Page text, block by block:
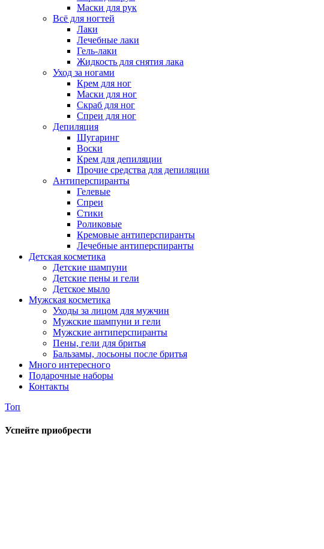
Маски для рук
Всё для ногтей
Лаки
Лечебные лаки
Гель-лаки
Жидкость для снятия лака
Уход за ногами
Крем для ног
Маски для ног
Скраб для ног
Спреи для ног
Депиляция
Шугаринг
Воски
Крем для депиляции
Прочие средства для депиляции
Антиперспиранты
Гелевые
Спреи
Стики
Роликовые
Кремовые антиперспиранты
Лечебные антиперспиранты
Детская косметика
Детские шампуни
Детские пены и гели
Детское мыло
Мужская косметика
Уходы за лицом для мужчин
Мужские шампуни и гели
Мужские антиперспиранты
Пены, гели для бритья
Бальзамы, лосьоны после бритья
Много интересного
Подарочные наборы
Контакты
Топ
Успейте приобрести